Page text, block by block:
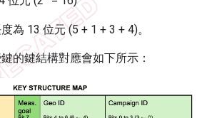
為 13 位元 (5 + 1 + 3 + 4)。
的鍵結構對應會如下所示：